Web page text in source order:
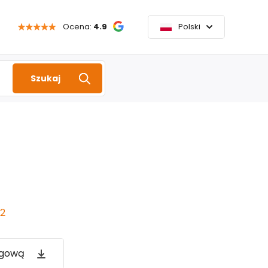
Ocena: 4.9 Polski
Szukaj